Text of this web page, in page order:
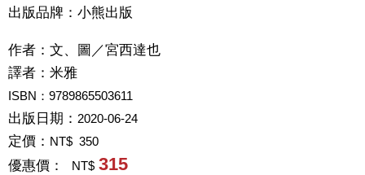
出版品牌：小熊出版
作者： 文、圖／宮西達也
譯者： 米雅
ISBN：9789865503611
出版日期： 2020-06-24
定價： NT$ 350
優惠價： NT$ 315